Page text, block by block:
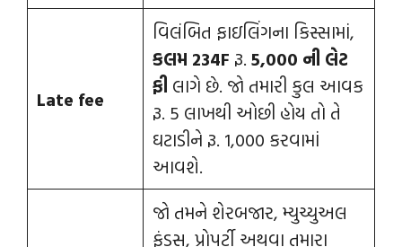
Late fee
વિલંબિત ફાઇલિંગના કિસ્સામાં,
કલમ 234F રૂ. 5,000 ની લેટ
ફી લાગે છે. જો તમારી કુલ આવક
રૂ. 5 લાખથી ઓછી હોય તો તે
ઘટાડીને રૂ. 1,000 કરવામાં
આવશે.
જો તમને શેરબજાર, મ્યુચ્યુઅલ
ફંડ્સ, પ્રોપર્ટી અથવા તમારા